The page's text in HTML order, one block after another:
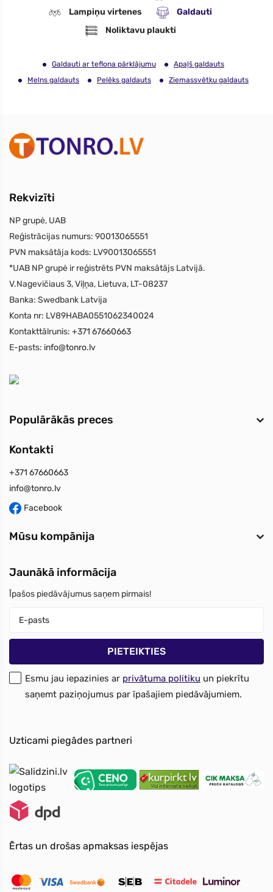
Lampiņu virtenes
Galdauti
Noliktavu plaukti
Galdauti ar teflona pārklājumu
Apaļš galdauts
Melns galdauts
Pelēks galdauts Ziemassvētku galdauts
Rekvizīti
NP grupė, UAB
Reģistrācijas numurs: 90013065551
PVN maksātāja kods: LV90013065551
*UAB NP grupė ir reģistrēts PVN maksātājs Latvijā.
V.Nagevičiaus 3, Viļņa, Lietuva, LT-08237
Banka: Swedbank Latvija
Konta nr: LV89HABA0551062340024
Kontakttālrunis: +371 67660663
E-pasts: info@tonro.lv
Populārākās preces
Kontakti
+371 67660663
info@tonro.lv
Facebook
Mūsu kompānija
Jaunākā informācija
Īpašos piedāvājumus saņem pirmais!
Esmu jau iepazinies ar privātuma politiku un piekrītu
saņemt paziņojumus par īpašajiem piedāvājumiem.
Uzticami piegādes partneri
Ērtas un drošas apmaksas iespējas